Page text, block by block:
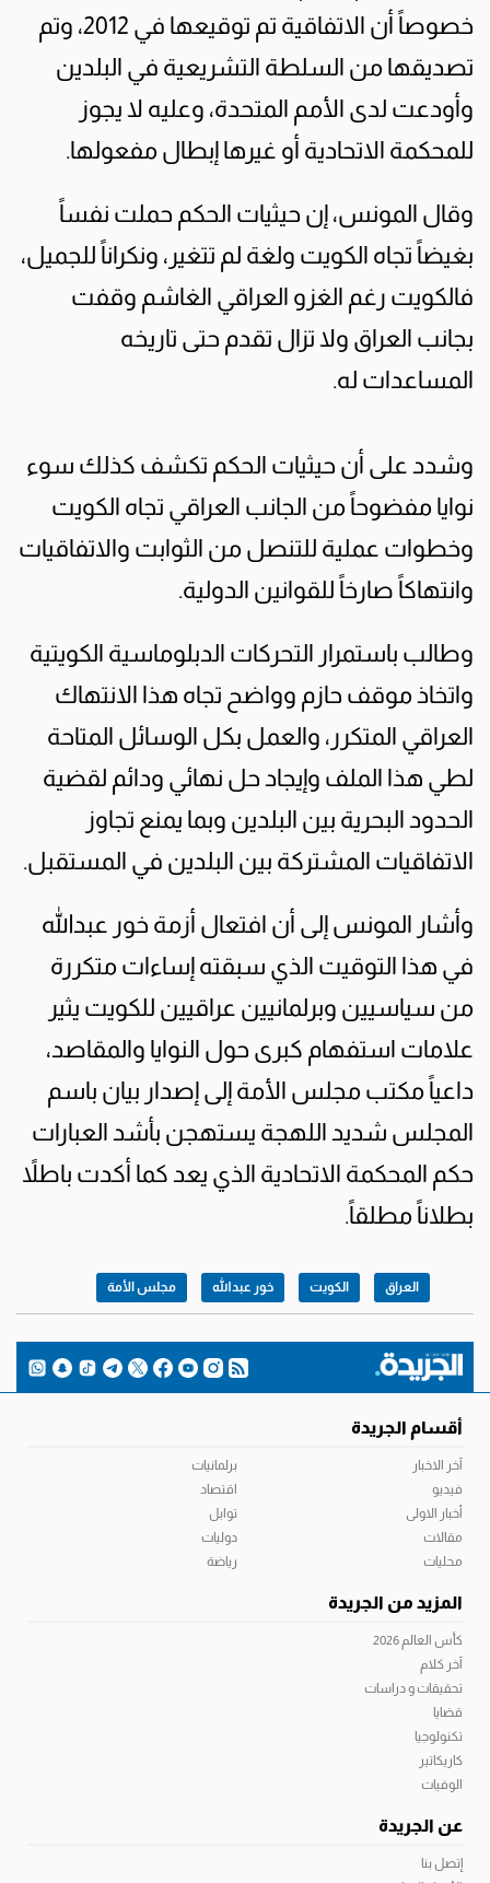
خصوصاً أن الاتفاقية تم توقيعها في 2012، وتم
تصديقها من السلطة التشريعية في البلدين
وأودعت لدى الأمم المتحدة، وعليه لا يجوز
للمحكمة الاتحادية أو غيرها إبطال مفعولها.
وقال المونس، إن حيثيات الحكم حملت نفساً
بغيضاً تجاه الكويت ولغة لم تتغير، ونكراناً للجميل،
فالكويت رغم الغزو العراقي الغاشم وقفت
بجانب العراق ولا تزال تقدم حتى تاريخه
المساعدات له.
وشدد على أن حيثيات الحكم تكشف كذلك سوء
نوايا مفضوحاً من الجانب العراقي تجاه الكويت
وخطوات عملية للتنصل من الثوابت والاتفاقيات
وانتهاكاً صارخاً للقوانين الدولية.
وطالب باستمرار التحركات الدبلوماسية الكويتية
واتخاذ موقف حازم وواضح تجاه هذا الانتهاك
العراقي المتكرر، والعمل بكل الوسائل المتاحة
لطي هذا الملف وإيجاد حل نهائي ودائم لقضية
الحدود البحرية بين البلدين وبما يمنع تجاوز
الاتفاقيات المشتركة بين البلدين في المستقبل.
وأشار المونس إلى أن افتعال أزمة خور عبدالله
في هذا التوقيت الذي سبقته إساءات متكررة
من سياسيين وبرلمانيين عراقيين للكويت يثير
علامات استفهام كبرى حول النوايا والمقاصد،
داعياً مكتب مجلس الأمة إلى إصدار بيان باسم
المجلس شديد اللهجة يستهجن بأشد العبارات
حكم المحكمة الاتحادية الذي يعد كما أكدت باطلاً
بطلاناً مطلقاً.
العراق الكويت خور عبدالله مجلس الأمة
أقسام الجريدة
آخر الاخبار
فيديو
أخبار الاولى
مقالات
محليات
برلمانيات
اقتصاد
توابل
دوليات
رياضة
المزيد من الجريدة
كأس العالم 2026
آخر كلام
تحقيقات و دراسات
قضايا
تكنولوجيا
كاريكاتير
الوفيات
عن الجريدة
إتصل بنا